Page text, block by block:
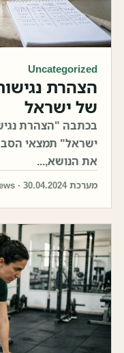
Uncategorized
הצהרת
של ישראל
בכתבה "הצהרת
ישראל" תמצאי
את הנושא,...
מערכת HealthNews · 30.04.2024